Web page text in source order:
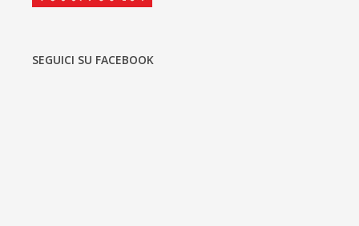
SEGUICI SU FACEBOOK